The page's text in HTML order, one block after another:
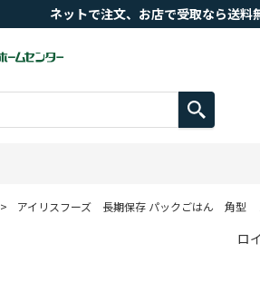
ネットで注文、お店で受取なら送料
> アイリスフーズ 長期保存 パックごはん 角型
ロ